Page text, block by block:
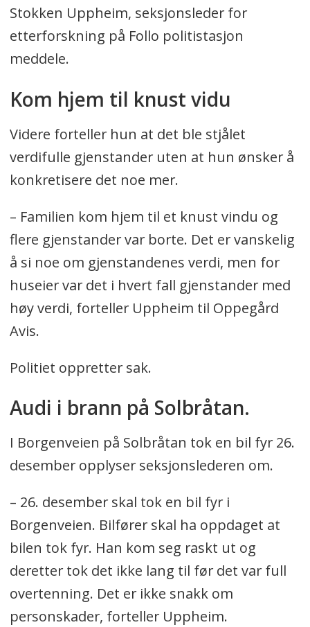
Stokken Uppheim, seksjonsleder for
etterforskning på Follo politistasjon
meddele.
Kom hjem til knust vidu
Videre forteller hun at det ble stjålet
verdifulle gjenstander uten at hun ønsker å
konkretisere det noe mer.
– Familien kom hjem til et knust vindu og
flere gjenstander var borte. Det er vanskelig
å si noe om gjenstandenes verdi, men for
huseier var det i hvert fall gjenstander med
høy verdi, forteller Uppheim til Oppegård
Avis.
Politiet oppretter sak.
Audi i brann på Solbråtan.
I Borgenveien på Solbråtan tok en bil fyr 26.
desember opplyser seksjonslederen om.
– 26. desember skal tok en bil fyr i
Borgenveien. Bilfører skal ha oppdaget at
bilen tok fyr. Han kom seg raskt ut og
deretter tok det ikke lang til før det var full
overtenning. Det er ikke snakk om
personskader, forteller Uppheim.